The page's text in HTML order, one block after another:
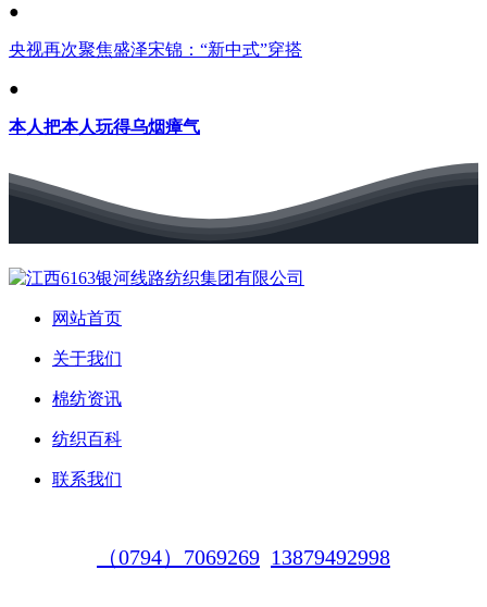
●
央视再次聚焦盛泽宋锦：“新中式”穿搭
●
本人把本人玩得乌烟瘴气
网站首页
关于我们
棉纺资讯
纺织百科
联系我们
（0794）7069269 13879492998